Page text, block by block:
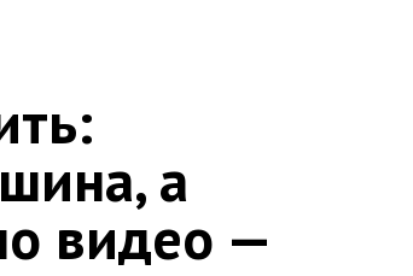
а
видео —